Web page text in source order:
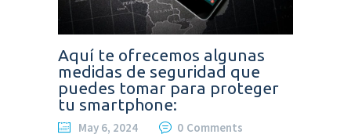
Aquí te ofrecemos algunas
medidas de seguridad que
puedes tomar para proteger
tu smartphone:
May 6, 2024 0 Comments